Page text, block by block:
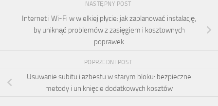
NASTĘPNY POST
Internet i Wi-Fi w wielkiej płycie: jak zaplanować instalację,
by uniknąć problemów z zasięgiem i kosztownych
poprawek
POPRZEDNI POST
Usuwanie subitu i azbestu w starym bloku: bezpieczne
metody i uniknięcie dodatkowych kosztów